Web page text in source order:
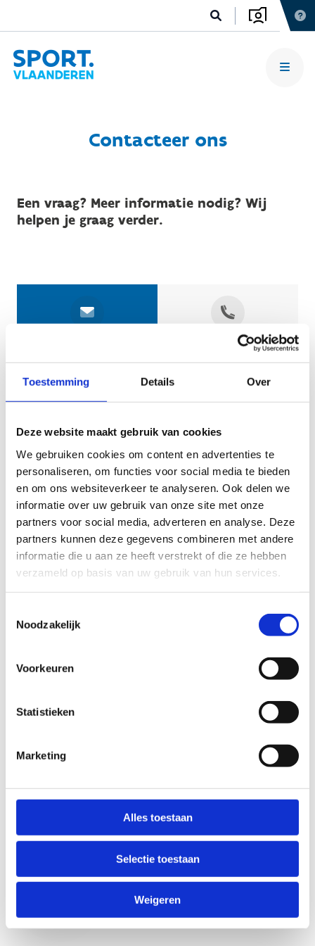
Toestemming Details Over
Deze website maakt gebruik van cookies
We gebruiken cookies om content en advertenties te
personaliseren, om functies voor social media te bieden
en om ons websiteverkeer te analyseren. Ook delen we
informatie over uw gebruik van onze site met onze
partners voor social media, adverteren en analyse. Deze
partners kunnen deze gegevens combineren met andere
informatie die u aan ze heeft verstrekt of die ze hebben
verzameld op basis van uw gebruik van hun services.
Noodzakelijk
Voorkeuren
Statistieken
Marketing
Alles toestaan
Selectie toestaan
Weigeren
Contacteer ons
Een vraag? Meer informatie nodig? Wij
helpen je graag verder.
Geef aan tot welk domein jouw vraag behoort
KIES EEN DOMEIN
Jouw vraag
Anti-Robot Verification
Click to start verification
Verzend